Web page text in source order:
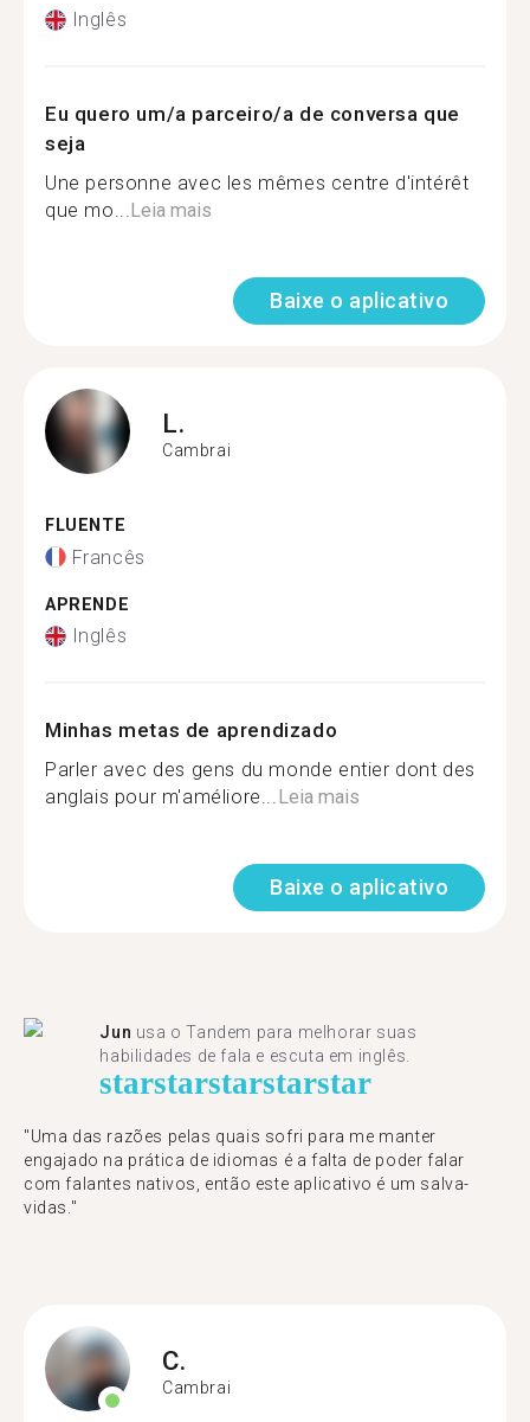
Inglês
Eu quero um/a parceiro/a de conversa que
seja
Une personne avec les mêmes centre d'intérêt
que mo...Leia mais
Baixe o aplicativo
L.
Cambrai
FLUENTE
Francês
APRENDE
Inglês
Minhas metas de aprendizado
Parler avec des gens du monde entier dont des
anglais pour m'améliore...Leia mais
Baixe o aplicativo
Jun usa o Tandem para melhorar suas
habilidades de fala e escuta em inglês.
starstarstarstarstar
"Uma das razões pelas quais sofri para me manter
engajado na prática de idiomas é a falta de poder falar
com falantes nativos, então este aplicativo é um salva-
vidas."
C.
Cambrai